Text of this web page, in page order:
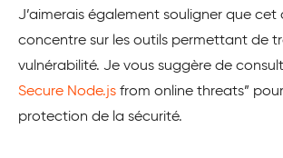
J’aimerais également souligner que cet
concentre sur les outils permettant de
vulnérabilité. Je vous suggère de
Secure Node.js from online threats”
protection de la sécurité.